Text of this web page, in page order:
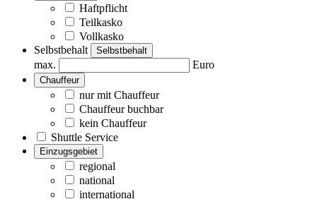
Haftpflicht
Teilkasko
Vollkasko
Selbstbehalt
Selbstbehalt
max. Euro
Chauffeur
nur mit Chauffeur
Chauffeur buchbar
kein Chauffeur
Shuttle Service
Einzugsgebiet
regional
national
international